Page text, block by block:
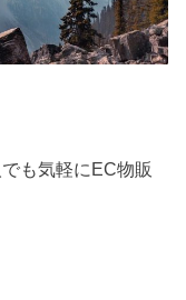
も気軽にEC物販